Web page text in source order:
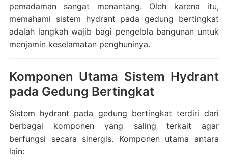
pemadaman sangat menantang. Oleh karena itu,
memahami sistem hydrant pada gedung bertingkat
adalah langkah wajib bagi pengelola bangunan untuk
menjamin keselamatan penghuninya.
Komponen Utama Sistem Hydrant
pada Gedung Bertingkat
Sistem hydrant pada gedung bertingkat terdiri dari
berbagai komponen yang saling terkait agar
berfungsi secara sinergis. Komponen utama antara
lain: